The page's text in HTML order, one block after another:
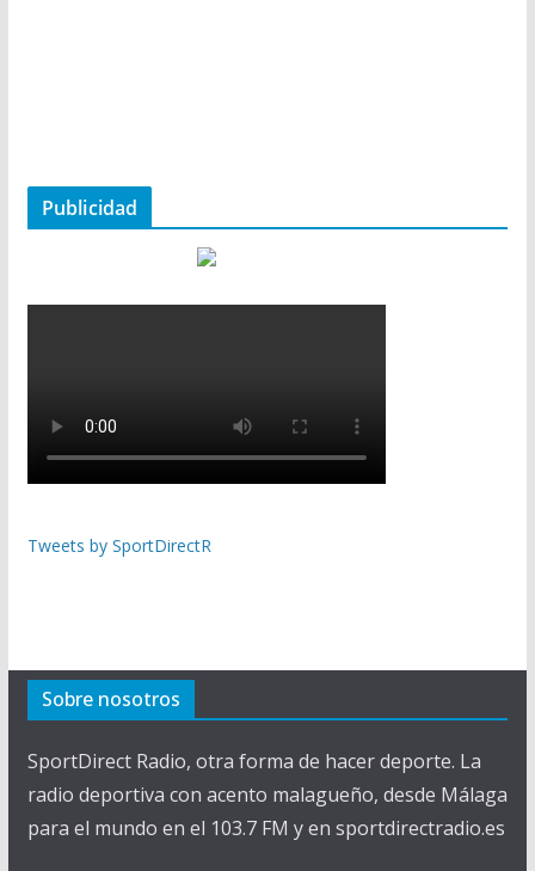
Publicidad
Tweets by SportDirectR
Sobre nosotros
SportDirect Radio, otra forma de hacer deporte. La
radio deportiva con acento malagueño, desde Málaga
para el mundo en el 103.7 FM y en sportdirectradio.es